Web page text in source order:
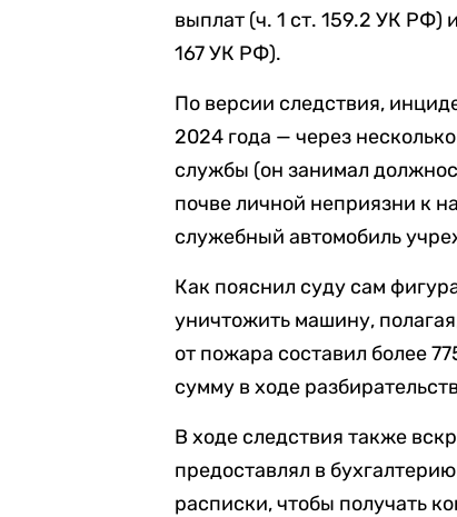
выплат (ч. 1 ст. 159.2 УК
167 УК РФ).
По версии следствия,
2024 года — через
службы (он занимал
почве личной неприязни к
служебный автомобиль
Как пояснил суду сам
уничтожить машину,
от пожара составил более
сумму в ходе
В ходе следствия также
предоставлял в
расписки, чтобы получать